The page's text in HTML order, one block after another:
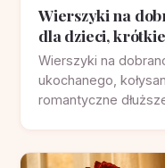
Wierszyki na
dla dzieci,
Wierszyki na
ukochanego,
romantyczne